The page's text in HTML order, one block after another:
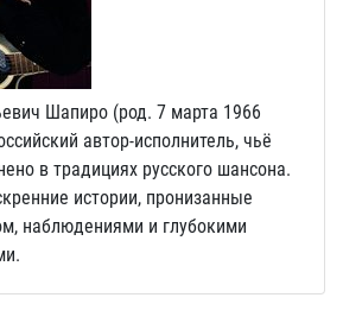
Шапиро (род. 7 марта 1966
автор-исполнитель, чьё
в традициях русского шансона.
истории, пронизанные
наблюдениями и глубокими